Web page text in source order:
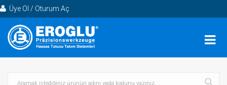
Üye Ol / Oturum Aç